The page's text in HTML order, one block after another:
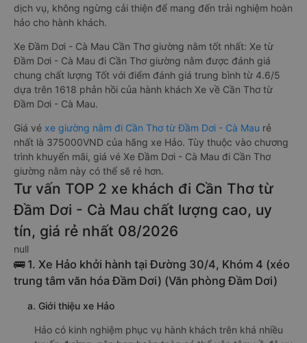
dịch vụ, không ngừng cải thiện để mang đến trải nghiệm hoàn
hảo cho hành khách.
Xe Đầm Dơi - Cà Mau Cần Thơ giường nằm tốt nhất: Xe từ
Đầm Dơi - Cà Mau đi Cần Thơ giường nằm được đánh giá
chung chất lượng Tốt với điểm đánh giá trung bình từ 4.6/5
dựa trên 1618 phản hồi của hành khách Xe về Cần Thơ từ
Đầm Dơi - Cà Mau.
Giá vé xe giường nằm đi Cần Thơ từ Đầm Dơi - Cà Mau rẻ
nhất là 375000VND của hãng xe Hảo. Tùy thuộc vào chương
trình khuyến mãi, giá vé Xe Đầm Dơi - Cà Mau đi Cần Thơ
giường nằm này có thể sẽ rẻ hơn.
Tư vấn TOP 2 xe khách đi Cần Thơ từ
Đầm Dơi - Cà Mau chất lượng cao, uy
tín, giá rẻ nhất 08/2026
null
🚌 1. Xe Hảo khởi hành tại Đường 30/4, Khóm 4 (xéo
trung tâm văn hóa Đầm Dơi) (Văn phòng Đầm Dơi)
a. Giới thiệu xe Hảo
Hảo có kinh nghiệm phục vụ hành khách trên khá nhiều